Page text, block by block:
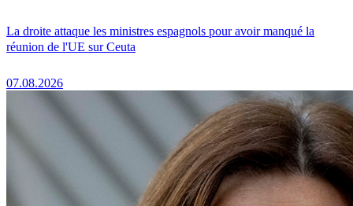
La droite attaque les ministres espagnols pour avoir manqué la
réunion de l'UE sur Ceuta
07.08.2026